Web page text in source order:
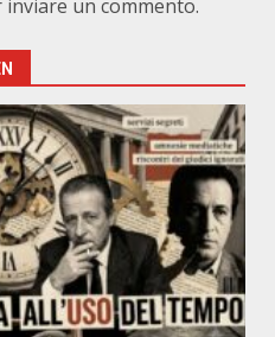
inviare un commento.